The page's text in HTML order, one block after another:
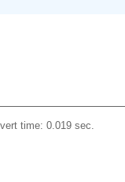
time: 0.019 sec.